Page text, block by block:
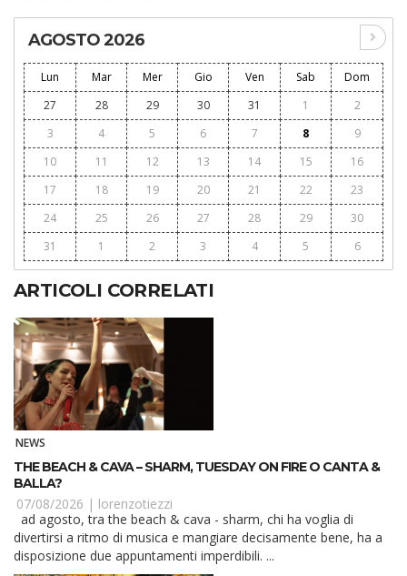
AGOSTO 2026
Lun Mar Mer Gio Ven Sab
Dom
27
28 29 30 31 1
2
3
4 5 6 7 8
9
10
11 12 13 14 15
16
17
18 19 20 21 22
23
24
25 26 27 28 29
30
31
1 2 3 4 5 6
ARTICOLI CORRELATI
NEWS
THE BEACH & CAVA – SHARM, TUESDAY ON FIRE O CANTA &
BALLA?
07/08/2026 | lorenzotiezzi
divertirsi a ritmo di musica e mangiare decisamente bene, ha a
disposizione due appuntamenti imperdibili. ...